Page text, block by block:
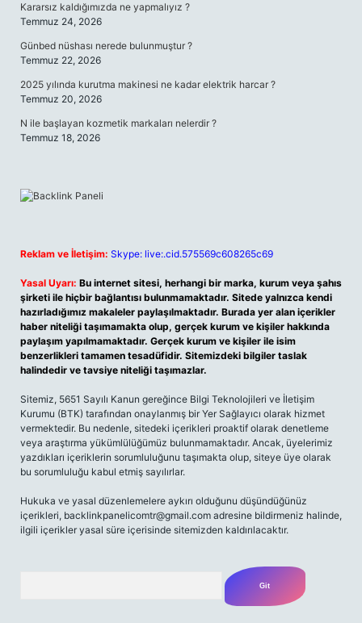
Kararsız kaldığımızda ne yapmalıyız ?
Temmuz 24, 2026
Günbed nüshası nerede bulunmuştur ?
Temmuz 22, 2026
2025 yılında kurutma makinesi ne kadar elektrik harcar ?
Temmuz 20, 2026
N ile başlayan kozmetik markaları nelerdir ?
Temmuz 18, 2026
Reklam ve İletişim: Skype: live:.cid.575569c608265c69
Yasal Uyarı: Bu internet sitesi, herhangi bir marka, kurum veya şahıs
şirketi ile hiçbir bağlantısı bulunmamaktadır. Sitede yalnızca kendi
hazırladığımız makaleler paylaşılmaktadır. Burada yer alan içerikler
haber niteliği taşımamakta olup, gerçek kurum ve kişiler hakkında
paylaşım yapılmamaktadır. Gerçek kurum ve kişiler ile isim
benzerlikleri tamamen tesadüfidir. Sitemizdeki bilgiler taslak
halindedir ve tavsiye niteliği taşımazlar.
Sitemiz, 5651 Sayılı Kanun gereğince Bilgi Teknolojileri ve İletişim
Kurumu (BTK) tarafından onaylanmış bir Yer Sağlayıcı olarak hizmet
vermektedir. Bu nedenle, sitedeki içerikleri proaktif olarak denetleme
veya araştırma yükümlülüğümüz bulunmamaktadır. Ancak, üyelerimiz
yazdıkları içeriklerin sorumluluğunu taşımakta olup, siteye üye olarak
bu sorumluluğu kabul etmiş sayılırlar.
Hukuka ve yasal düzenlemelere aykırı olduğunu düşündüğünüz
içerikleri, backlinkpanelicomtr@gmail.com adresine bildirmeniz halinde,
ilgili içerikler yasal süre içerisinde sitemizden kaldırılacaktır.